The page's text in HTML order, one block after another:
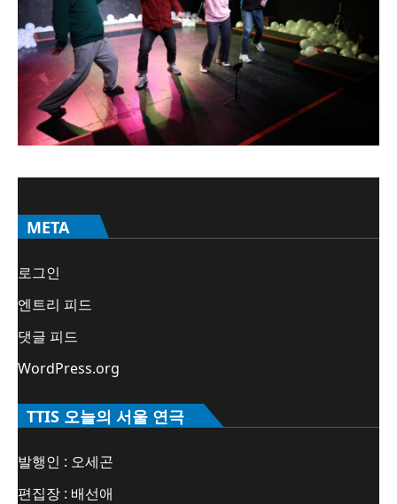
META
로그인
엔트리 피드
댓글 피드
WordPress.org
TTIS 오늘의 서울 연극
발행인 : 오세곤
편집장 : 배선애